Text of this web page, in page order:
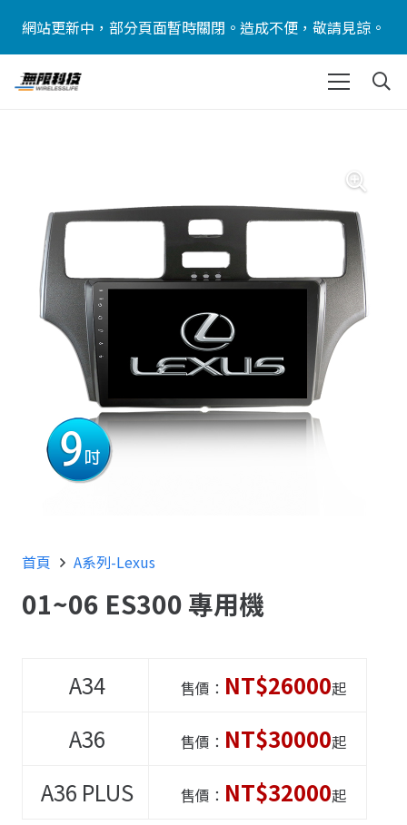
網站更新中，部分頁面暫時關閉。造成不便，敬請見諒。
首頁 A系列-Lexus
01~06 ES300 專用機
A34 售價： NT$26000起
A36 售價： NT$30000起
A36 PLUS 售價： NT$32000起